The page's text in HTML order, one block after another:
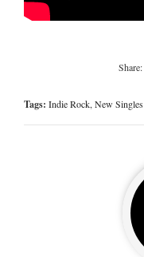
Tags: Indie Rock,New Singles